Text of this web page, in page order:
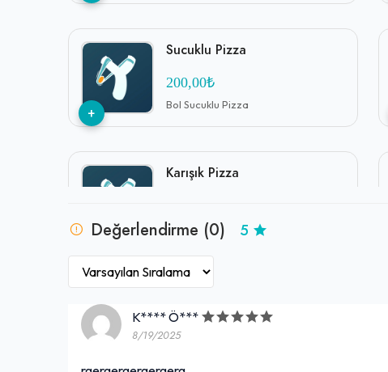
+
Sucuklu Pizza
200,00₺
Bol Sucuklu Pizza
+
Karışık Pizza
Pizza
10,00₺
Değerlendirme (0) 5
K**** Ö***
8/19/2025